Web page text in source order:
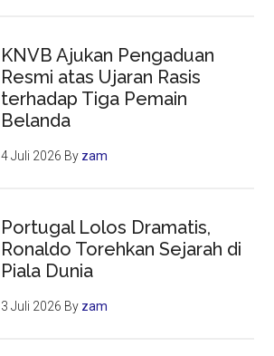
KNVB Ajukan Pengaduan
Resmi atas Ujaran Rasis
terhadap Tiga Pemain
Belanda
4 Juli 2026 By zam
Portugal Lolos Dramatis,
Ronaldo Torehkan Sejarah di
Piala Dunia
3 Juli 2026 By zam